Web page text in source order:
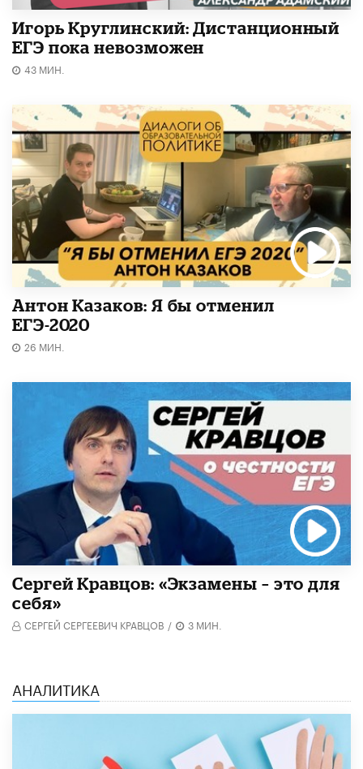
Игорь Круглинский: Дистанционный
ЕГЭ пока невозможен
43 МИН.
Антон Казаков: Я бы отменил
ЕГЭ-2020
26 МИН.
Сергей Кравцов: «Экзамены – это для
себя»
СЕРГЕЙ СЕРГЕЕВИЧ КРАВЦОВ / 3 МИН.
АНАЛИТИКА